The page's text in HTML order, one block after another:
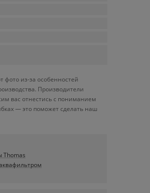
фото из-за особенностей
Производители
вас отнестись с пониманием
— это поможет сделать наш